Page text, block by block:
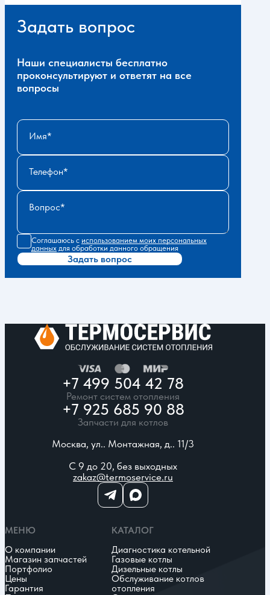
Задать вопрос
Наши специалисты бесплатно
проконсультируют и ответят на все
вопросы
Имя
Телефон
Вопрос
Соглашаюсь с использованием моих персональных
данных для обработки данного обращения
Задать вопрос
+7 499 504 42 78
Ремонт систем отопления
+7 925 685 90 88
Запчасти для котлов
Москва, ул.. Монтажная, д.. 11/3
С 9 до 20, без выходных
zakaz@termoservice.ru
МЕНЮ
О компании
Магазин запчастей
Портфолио
Цены
Гарантия
КАТАЛОГ
Диагностика котельной
Газовые котлы
Дизельные котлы
Обслуживание котлов
отопления